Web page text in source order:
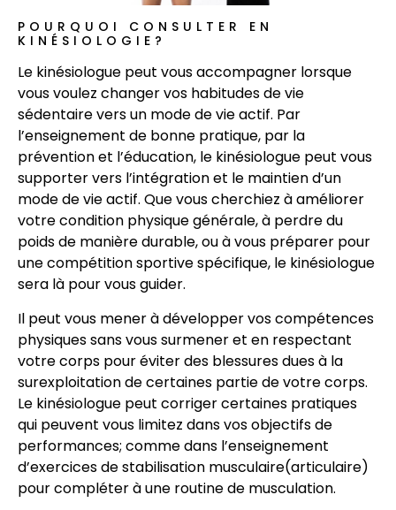
POURQUOI CONSULTER EN
KINÉSIOLOGIE?
Le kinésiologue peut vous accompagner lorsque
vous voulez changer vos habitudes de vie
sédentaire vers un mode de vie actif. Par
l’enseignement de bonne pratique, par la
prévention et l’éducation, le kinésiologue peut vous
supporter vers l’intégration et le maintien d’un
mode de vie actif. Que vous cherchiez à améliorer
votre condition physique générale, à perdre du
poids de manière durable, ou à vous préparer pour
une compétition sportive spécifique, le kinésiologue
sera là pour vous guider.
Il peut vous mener à développer vos compétences
physiques sans vous surmener et en respectant
votre corps pour éviter des blessures dues à la
surexploitation de certaines partie de votre corps.
Le kinésiologue peut corriger certaines pratiques
qui peuvent vous limitez dans vos objectifs de
performances; comme dans l’enseignement
d’exercices de stabilisation musculaire(articulaire)
pour compléter à une routine de musculation.